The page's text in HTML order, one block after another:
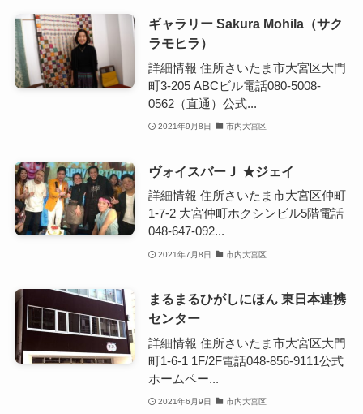
ギャラリー Sakura Mohila（サク
ラモヒラ）
詳細情報 住所さいたま市大宮区大門
町3-205 ABCビル電話080-5008-
0562（直通）公式...
2021年9月8日 市内大宮区
ヴォイスバーＪ ★ジェイ
詳細情報 住所さいたま市大宮区仲町
1-7-2 大宮仲町ホクシンビル5階電話
048-647-092...
2021年7月8日 市内大宮区
まるまるひがしにほん 東日本連携
センター
詳細情報 住所さいたま市大宮区大門
町1-6-1 1F/2F電話048-856-9111公式
ホームペー...
2021年6月9日 市内大宮区